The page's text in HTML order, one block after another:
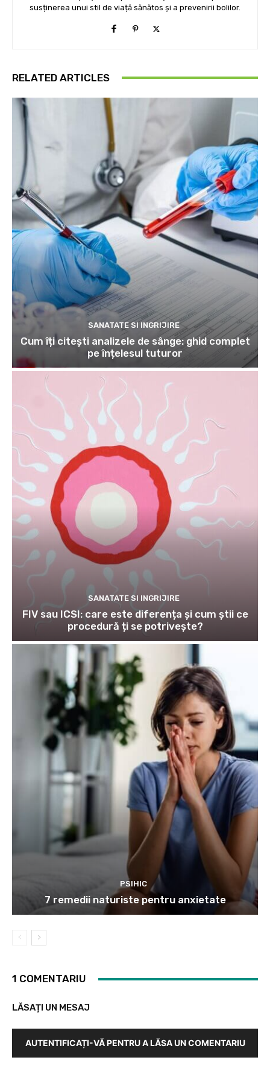
susținerea unui stil de viață sănătos și a prevenirii bolilor.
RELATED ARTICLES
SANATATE SI INGRIJIRE
Cum îți citești analizele de sânge: ghid complet
pe înțelesul tuturor
SANATATE SI INGRIJIRE
FIV sau ICSI: care este diferența și cum știi ce
procedură ți se potrivește?
PSIHIC
7 remedii naturiste pentru anxietate
1 COMENTARIU
LĂSAȚI UN MESAJ
AUTENTIFICAȚI-VĂ PENTRU A LĂSA UN COMENTARIU